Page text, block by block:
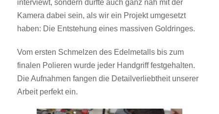
interviewt, sondern durfte auch ganz nah mit der
Kamera dabei sein, als wir ein Projekt umgesetzt
haben: Die Entstehung eines massiven Goldringes.
Vom ersten Schmelzen des Edelmetalls bis zum
finalen Polieren wurde jeder Handgriff festgehalten.
Die Aufnahmen fangen die Detailverliebtheit unserer
Arbeit perfekt ein.